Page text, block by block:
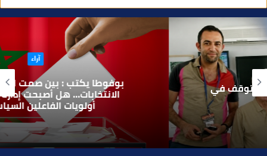
ق
بوفوطا يكتب : بين صمت الحكومة وسباق
الانتخابات… هل أصبحت إدارة الأزمات خارج
أولويات الفاعلين السياسيين؟